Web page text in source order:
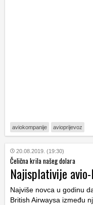
aviokompanije avioprijevoz
20.08.2019. (19:30)
Čelična krila našeg dolara
Najisplativije
Najviše novca u godinu
British Airwaysa između